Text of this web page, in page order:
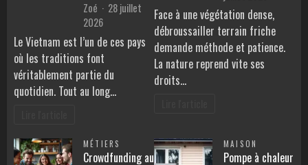
Zoé
28 juillet
2026
Le Vietnam est l’un de ces pays
où les traditions font
véritablement partie du
quotidien. Tout au long…
Face à une végétation dense,
débroussailler terrain friche
demande méthode et patience.
La nature reprend vite ses
droits…
MÉTIERS
Crowdfunding au
MAISON
Pompe à chaleur